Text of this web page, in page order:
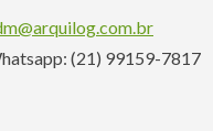
(21) 99159-7817